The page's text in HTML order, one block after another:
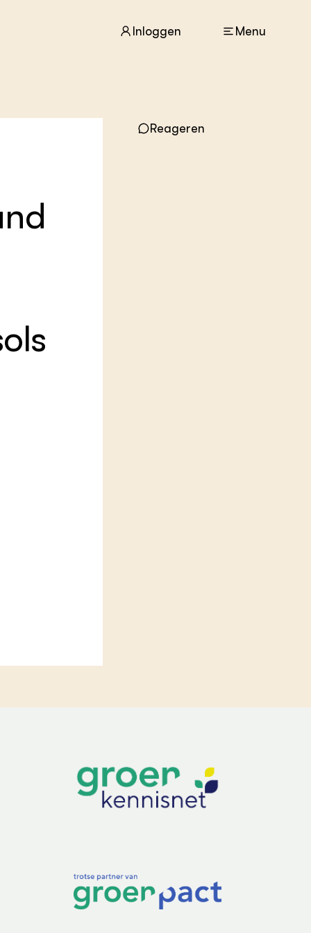
Inloggen Menu
ZIE OOK
In de regio
Wiki Groen Kennisnet
Reageren